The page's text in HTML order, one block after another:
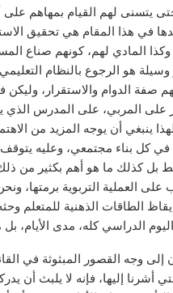
يتسنى لهم القيام بمهاهم على
في هذا المقام هي تحقيق
المادي لهم، كونهم صناع
هو الرجوع بالنظام
صفة الدوام والاستقرار، وليكن
على المربي، على المدرس الذي
ينبغي أن يوجه المزيد من
في كل بناء مجتمعي، وعليه يتوقف
بل كذلك ما هو أهم بكثير من ذلك
العملية التربوية برمتها،
الطاقات الذهنية للمتعلم
الدراسي كله، مدى الأيام، بل
إلى وجه القصور المبثوثة في
أشرنا إليها، فإنه لا يلبث أن